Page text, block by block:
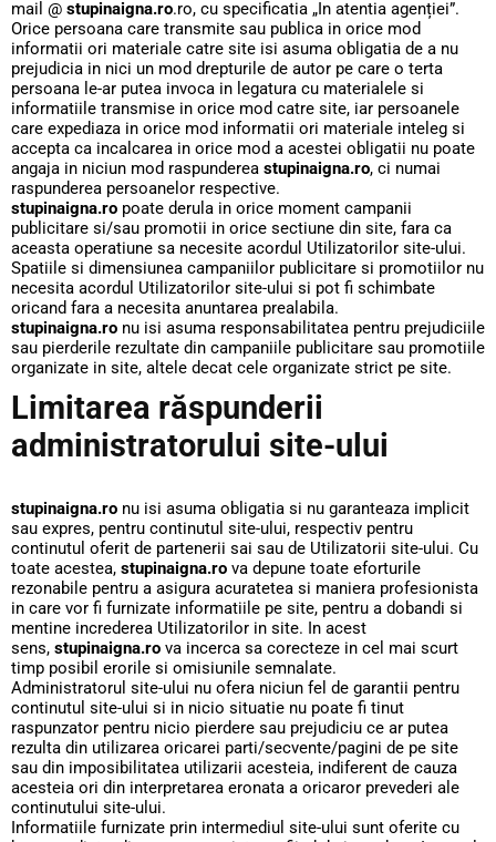
mail @ stupinaigna.ro.ro, cu specificatia „In atentia agenției”.
Orice persoana care transmite sau publica in orice mod
informatii ori materiale catre site isi asuma obligatia de a nu
prejudicia in nici un mod drepturile de autor pe care o terta
persoana le-ar putea invoca in legatura cu materialele si
informatiile transmise in orice mod catre site, iar persoanele
care expediaza in orice mod informatii ori materiale inteleg si
accepta ca incalcarea in orice mod a acestei obligatii nu poate
angaja in niciun mod raspunderea stupinaigna.ro, ci numai
raspunderea persoanelor respective.
stupinaigna.ro poate derula in orice moment campanii
publicitare si/sau promotii in orice sectiune din site, fara ca
aceasta operatiune sa necesite acordul Utilizatorilor site-ului.
Spatiile si dimensiunea campaniilor publicitare si promotiilor nu
necesita acordul Utilizatorilor site-ului si pot fi schimbate
oricand fara a necesita anuntarea prealabila.
stupinaigna.ro nu isi asuma responsabilitatea pentru prejudiciile
sau pierderile rezultate din campaniile publicitare sau promotiile
organizate in site, altele decat cele organizate strict pe site.
Limitarea răspunderii
administratorului site-ului
stupinaigna.ro nu isi asuma obligatia si nu garanteaza implicit
sau expres, pentru continutul site-ului, respectiv pentru
continutul oferit de partenerii sai sau de Utilizatorii site-ului. Cu
toate acestea, stupinaigna.ro va depune toate eforturile
rezonabile pentru a asigura acuratetea si maniera profesionista
in care vor fi furnizate informatiile pe site, pentru a dobandi si
mentine increderea Utilizatorilor in site. In acest
sens, stupinaigna.ro va incerca sa corecteze in cel mai scurt
timp posibil erorile si omisiunile semnalate.
Administratorul site-ului nu ofera niciun fel de garantii pentru
continutul site-ului si in nicio situatie nu poate fi tinut
raspunzator pentru nicio pierdere sau prejudiciu ce ar putea
rezulta din utilizarea oricarei parti/secvente/pagini de pe site
sau din imposibilitatea utilizarii acesteia, indiferent de cauza
acesteia ori din interpretarea eronata a oricaror prevederi ale
continutului site-ului.
Informatiile furnizate prin intermediul site-ului sunt oferite cu